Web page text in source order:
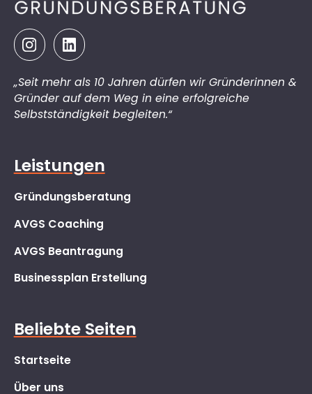
„Seit mehr als 10 Jahren dürfen wir Gründerinnen &
Gründer auf dem Weg in eine erfolgreiche
Selbstständigkeit begleiten.“
Leistungen
Gründungsberatung
AVGS Coaching
AVGS Beantragung
Businessplan Erstellung
Beliebte Seiten
Startseite
Über uns